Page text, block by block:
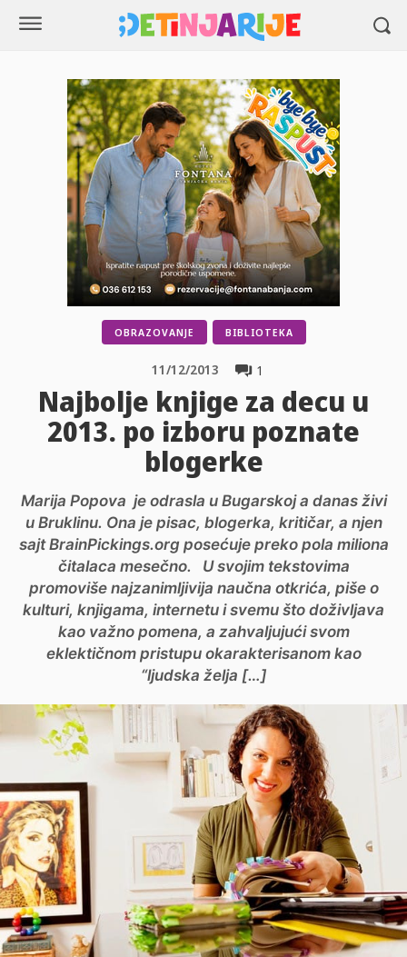
OBRAZOVANJE BIBLIOTEKA
1
11/12/2013
Najbolje knjige za decu u
2013. po izboru poznate
blogerke
Marija Popova je odrasla u Bugarskoj a danas živi
u Bruklinu. Ona je pisac, blogerka, kritičar, a njen
sajt BrainPickings.org posećuje preko pola miliona
čitalaca mesečno. U svojim tekstovima
promoviše najzanimljivija naučna otkrića, piše o
kulturi, knjigama, internetu i svemu što doživljava
kao važno pomena, a zahvaljujući svom
eklektičnom pristupu okarakterisanom kao
“ljudska želja […]